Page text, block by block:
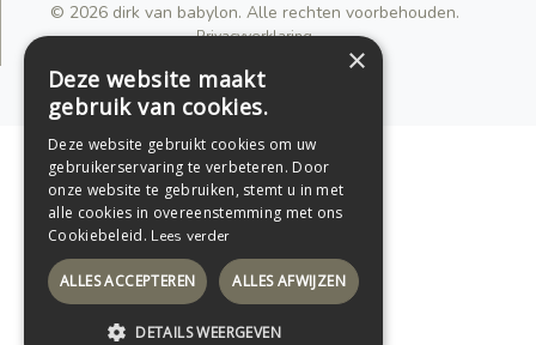
© 2026 dirk van babylon. Alle rechten voorbehouden.
Privacyverklaring
Support by Conversal
×
Deze website maakt
gebruik van cookies.
Deze website gebruikt cookies om uw
gebruikerservaring te verbeteren. Door
onze website te gebruiken, stemt u in met
alle cookies in overeenstemming met ons
Cookiebeleid. Lees verder
ALLES ACCEPTEREN ALLES AFWIJZEN
DETAILS WEERGEVEN